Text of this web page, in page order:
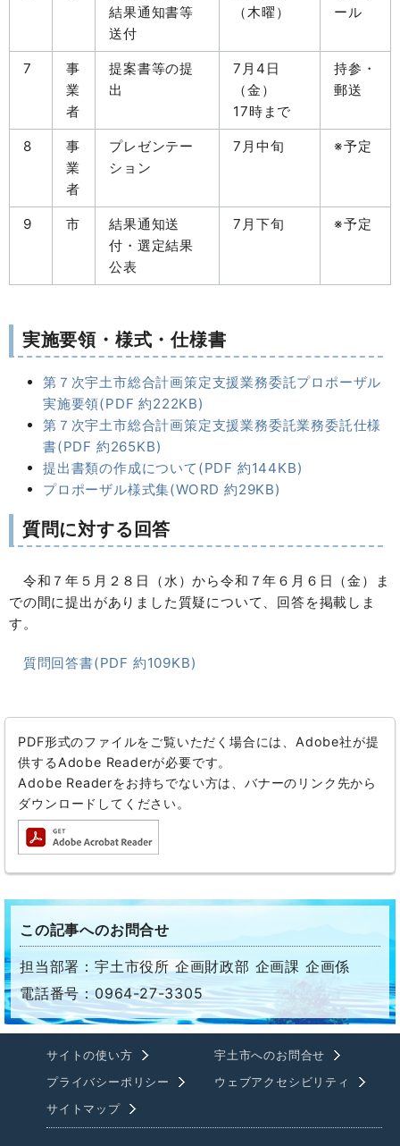
結果通知書等
送付
（木曜）
ール
7
事
業
者
提案書等の提
出
7月4日
（金）
17時まで
持参・
郵送
8
事
業
者
プレゼンテー
ション
7月中旬 ※予定
9 市
結果通知送
付・選定結果
公表
7月下旬 ※予定
実施要領・様式・仕様書
第７次宇土市総合計画策定支援業務委託プロポーザル
実施要領(PDF 約222KB)
第７次宇土市総合計画策定支援業務委託業務委託仕様
書(PDF 約265KB)
提出書類の作成について(PDF 約144KB)
プロポーザル様式集(WORD 約29KB)
質問に対する回答
令和７年５月２８日（水）から令和７年６月６日（金）ま
での間に提出がありました質疑について、回答を掲載しま
す。
質問回答書(PDF 約109KB)
PDF形式のファイルをご覧いただく場合には、Adobe社が提
供するAdobe Readerが必要です。
Adobe Readerをお持ちでない方は、バナーのリンク先から
ダウンロードしてください。
この記事へのお問合せ
担当部署：宇土市役所 企画財政部 企画課 企画係
電話番号：0964-27-3305
サイトの使い方
宇土市へのお問合せ
プライバシーポリシー
ウェブアクセシビリティ
サイトマップ